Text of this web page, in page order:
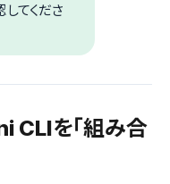
てくださ
を「組み合